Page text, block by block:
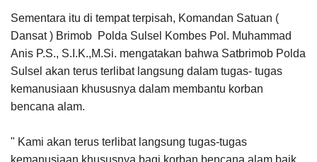
Sementara itu di tempat terpisah, Komandan Satuan (
Dansat ) Brimob Polda Sulsel Kombes Pol. Muhammad
Anis P.S., S.I.K.,M.Si. mengatakan bahwa Satbrimob Polda
Sulsel akan terus terlibat langsung dalam tugas- tugas
kemanusiaan khususnya dalam membantu korban
bencana alam.
" Kami akan terus terlibat langsung tugas-tugas
kemanusiaan khususnya bagi korban bencana alam baik